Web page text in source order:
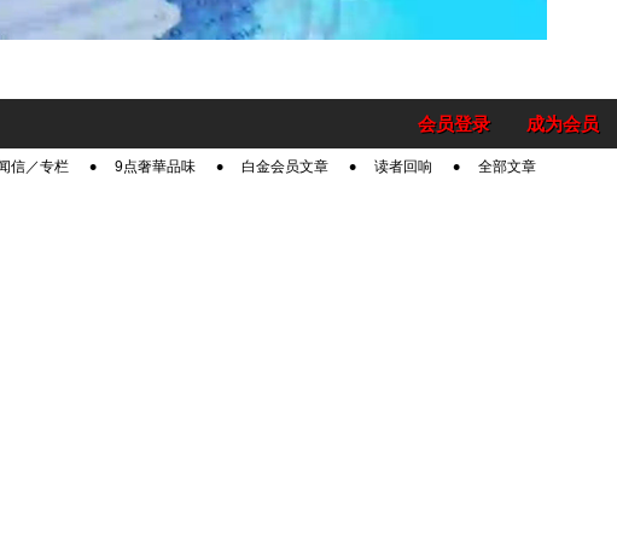
成为会员
会员登录
信／专栏 9点奢華品味 白金会员文章 读者回响 全部文章